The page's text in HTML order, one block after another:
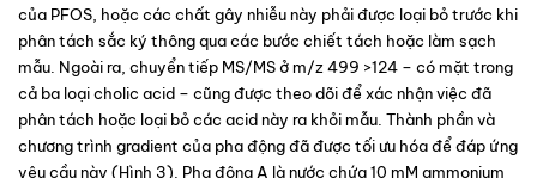
của PFOS, hoặc các chất gây nhiễu này phải được loại bỏ trước khi
phân tách sắc ký thông qua các bước chiết tách hoặc làm sạch
mẫu. Ngoài ra, chuyển tiếp MS/MS ở m/z 499 >124 – có mặt trong
cả ba loại cholic acid – cũng được theo dõi để xác nhận việc đã
phân tách hoặc loại bỏ các acid này ra khỏi mẫu. Thành phần và
chương trình gradient của pha động đã được tối ưu hóa để đáp ứng
yêu cầu này (Hình 3). Pha động A là nước chứa 10 mM ammonium